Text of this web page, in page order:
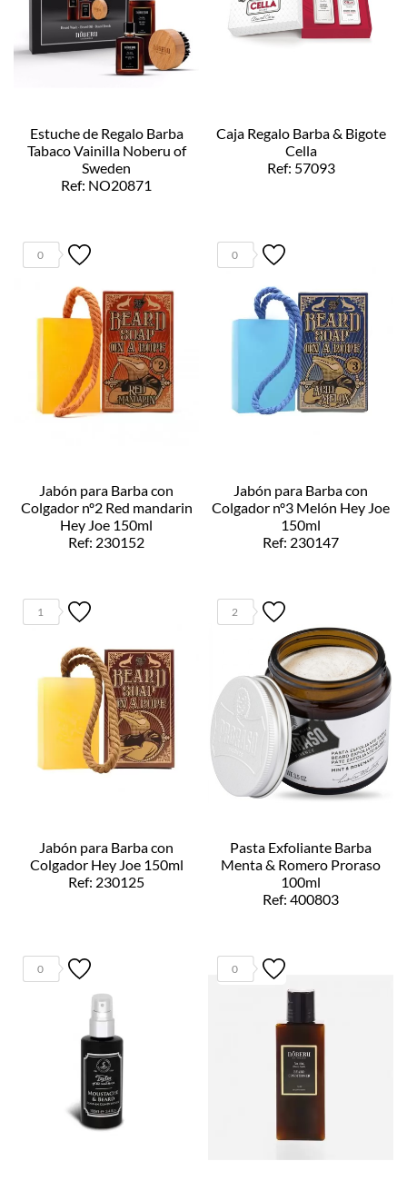
Estuche de Regalo Barba
Tabaco Vainilla Noberu of
Sweden
Ref: NO20871
Caja Regalo Barba & Bigote
Cella
Ref: 57093
0
Jabón para Barba con
Colgador nº2 Red mandarin
Hey Joe 150ml
Ref: 230152
0
Jabón para Barba con
Colgador nº3 Melón Hey Joe
150ml
Ref: 230147
1
Jabón para Barba con
Colgador Hey Joe 150ml
Ref: 230125
2
Pasta Exfoliante Barba
Menta & Romero Proraso
100ml
Ref: 400803
0 0